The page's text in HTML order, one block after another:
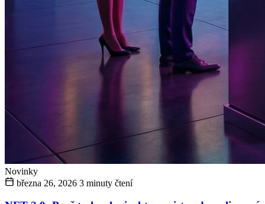
Novinky
března 26, 2026 3 minuty čtení